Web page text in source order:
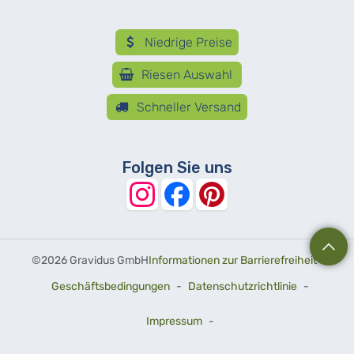
Niedrige Preise
Riesen Auswahl
Schneller Versand
Folgen Sie uns
©2026 Gravidus GmbHInformationen zur Barrierefreiheit-
Geschäftsbedingungen - Datenschutzrichtlinie -
Impressum -